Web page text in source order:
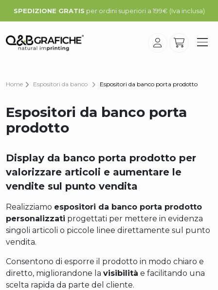
SPEDIZIONE GRATIS per ordini superiori a 199€ (Iva inclusa)
Home Espositori da banco Espositori da banco porta prodotto
Espositori da banco porta
prodotto
Display da banco porta prodotto per
valorizzare articoli e aumentare le
vendite sul punto vendita
Realizziamo espositori da banco porta prodotto
personalizzati progettati per mettere in evidenza
singoli articoli o piccole linee direttamente sul punto
vendita.
Consentono di esporre il prodotto in modo chiaro e
diretto, migliorandone la visibilità e facilitando una
scelta rapida da parte del cliente.